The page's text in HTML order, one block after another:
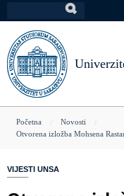
na
glavni
sadržaj
You
here
Početna
Novosti
Otvorena izložba Mohsena
VIJESTI UNSA